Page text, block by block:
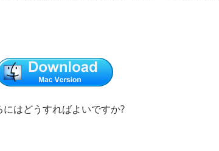
はどうすればよいですか?